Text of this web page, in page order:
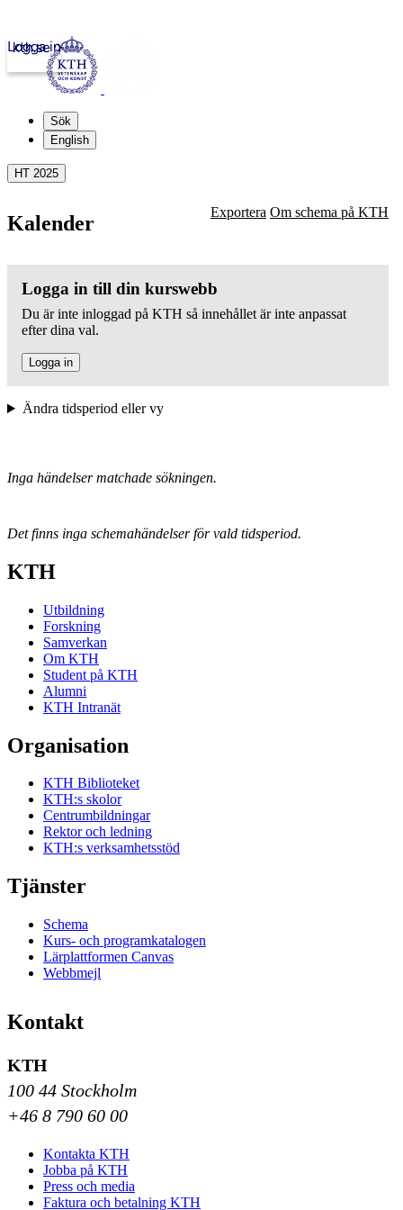
kth.se
Logga in
Sök
English
HT 2025
Kalender Exportera Om schema på KTH
Logga in till din kurswebb
Du är inte inloggad på KTH så innehållet är inte anpassat
efter dina val.
Logga in
Ändra tidsperiod eller vy
Inga händelser matchade sökningen.
Det finns inga schemahändelser för vald tidsperiod.
KTH
Utbildning
Forskning
Samverkan
Om KTH
Student på KTH
Alumni
KTH Intranät
Organisation
KTH Biblioteket
KTH:s skolor
Centrumbildningar
Rektor och ledning
KTH:s verksamhetsstöd
Tjänster
Schema
Kurs- och programkatalogen
Lärplattformen Canvas
Webbmejl
Kontakt
KTH
100 44 Stockholm
+46 8 790 60 00
Kontakta KTH
Jobba på KTH
Press och media
Faktura och betalning KTH